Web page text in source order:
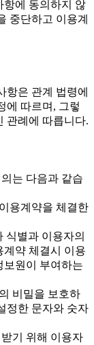
에 동의하지 않
중단하고 이용계
항은 관계 법령에
에 따르며, 그렇
관례에 따릅니다.
는 다음과 같습
용계약을 체결한
별과 이용자의
약 체결시 이용
보원이 부여하는
비밀을 보호하
정한 문자와 숫자
기 위해 이용자